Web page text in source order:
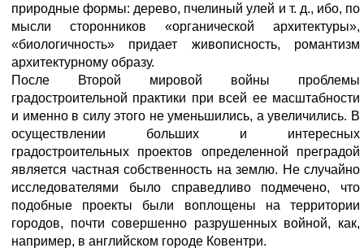
природные формы: дерево, пчелиный улей и т. д., ибо, по
мысли сторонников «органической архитектуры»,
«биологичность» придает живописность, романтизм
архитектурному образу.
После Второй мировой войны проблемы
градостроительной практики при всей ее масштабности
и именно в силу этого не уменьшились, а увеличились. В
осуществлении больших и интересных
градостроительных проектов определенной преградой
является частная собственность на землю. Не случайно
исследователями было справедливо подмечено, что
подобные проекты были воплощены на территории
городов, почти совершенно разрушенных войной, как,
например, в английском городе Ковентри.